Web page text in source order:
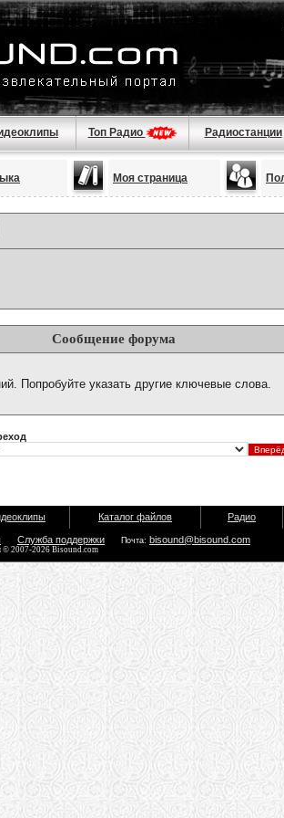
Топ Радио Радиостанции
Моя страница
Сообщение форума
Попробуйте указать другие ключевые слова.
Каталог файлов Радио
Служба поддержки Почта: bisound@bisound.com
© 2007-2026 Bisound.com